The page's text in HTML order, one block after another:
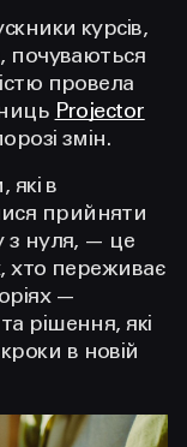
курсів,
почуваються
провела
Projector
змін.
які в
прийняти
з нуля, — це
хто переживає
—
рішення, які
в новій